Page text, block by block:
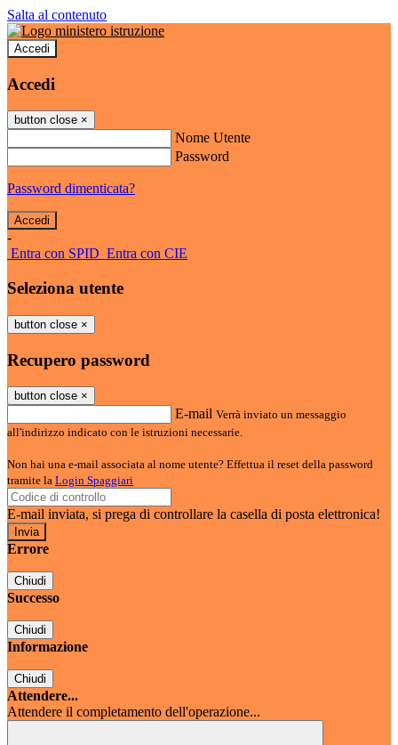
Salta al contenuto
Accedi
Accedi
button close ×
Nome Utente
Password
Password dimenticata?
-
Entra con SPID Entra con CIE
Seleziona utente
button close ×
Recupero password
button close ×
E-mail Verrà inviato un messaggio
all'indirizzo indicato con le istruzioni necessarie.
Non hai una e-mail associata al nome utente? Effettua il reset della password
tramite la Login Spaggiari
E-mail inviata, si prega di controllare la casella di posta elettronica!
Errore
Chiudi
Successo
Chiudi
Informazione
Chiudi
Attendere...
Attendere il completamento dell'operazione...